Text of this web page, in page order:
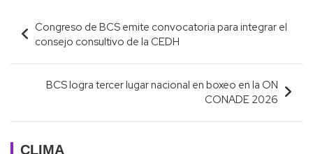
Navegación
de
entradas
Congreso de BCS emite convocatoria para integrar el
consejo consultivo de la CEDH
BCS logra tercer lugar nacional en boxeo en la ON
CONADE 2026